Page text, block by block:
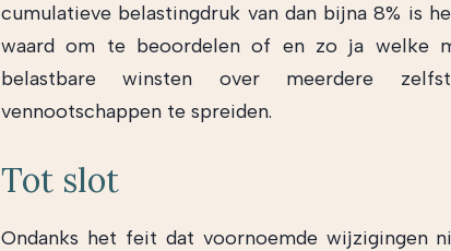
cumulatieve belastingdruk van dan bijna 8% is
waard om te beoordelen of en zo ja welke
belastbare winsten over meerdere
vennootschappen te spreiden.
Tot slot
Ondanks het feit dat voornoemde wijzigingen